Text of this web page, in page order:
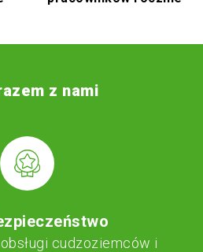
z nami
cudzoziemców i